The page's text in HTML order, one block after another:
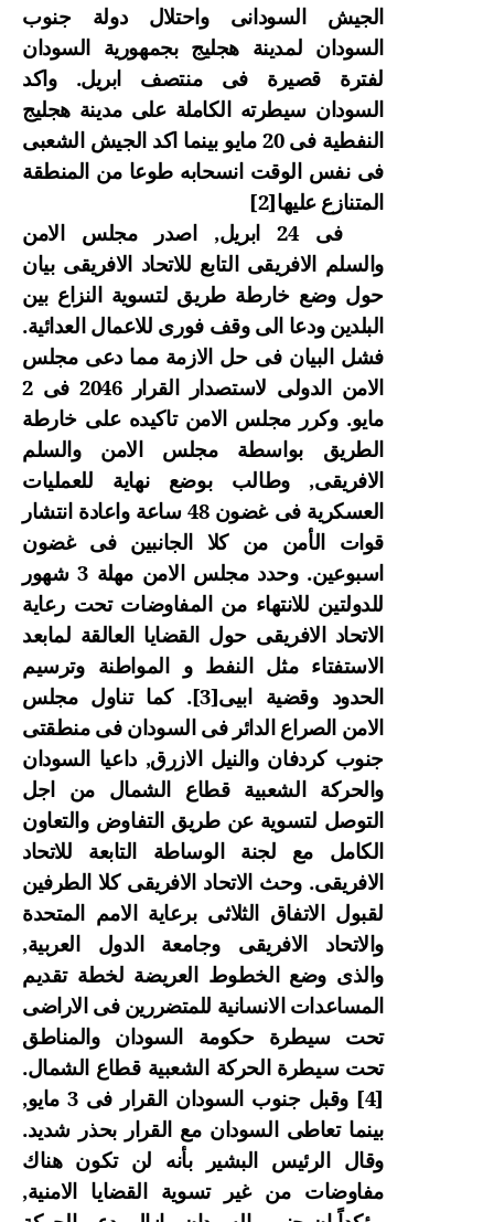
الجيش السودانى واحتلال دولة جنوب
السودان لمدينة هجليجبجمهورية السودان
لفترة قصيرة فى منتصف ابريل. واكد
السودانسيطرته الكاملة على مدينة هجليج
النفطية فى 20 مايو بينما اكد الجيش الشعبى
فى نفس الوقت انسحابه طوعا من المنطقة
المتنازع عليها[2]
فى 24 ابريل, اصدر مجلس الامن
والسلم الافريقى التابع للاتحاد الافريقى بيان
حول وضع خارطة طريق لتسوية النزاع بين
البلدين ودعا الى وقف فورى للاعمال العدائية.
فشل البيان فى حل الازمة مما دعى مجلس
الامن الدولى لاستصدار القرار 2046 فى 2
مايو. وكرر مجلس الامن تاكيده على خارطة
الطريق بواسطة مجلس الامن والسلم
الافريقى, وطالب بوضع نهاية للعمليات
العسكرية فى غضون 48 ساعة واعادة انتشار
قوات الأمن من كلا الجانبين فى غضون
اسبوعين. وحدد مجلس الامن مهلة 3 شهور
للدولتين للانتهاء من المفاوضات تحت رعاية
الاتحاد الافريقى حول القضايا العالقة لمابعد
الاستفتاء مثل النفط و المواطنة وترسيم
الحدود وقضية ابيى[3]
. كما تناول مجلس
الامن الصراع الدائر فى السودان فى منطقتى
جنوب كردفان والنيل الازرق, داعيا السودان
والحركة الشعبية قطاع الشمال من اجل
التوصل لتسوية عن طريق التفاوض والتعاون
الكامل مع لجنة الوساطة التابعة للاتحاد
الافريقى. وحث الاتحاد الافريقى كلا الطرفين
لقبول الاتفاق الثلاثى برعاية الامم المتحدة
والاتحاد الافريقى وجامعة الدول العربية,
والذى وضع الخطوط العريضة لخطة تقديم
المساعدات الانسانية للمتضررين فى الاراضى
تحت سيطرة حكومة السودان والمناطق
تحت سيطرة الحركة الشعبية قطاع الشمال.
[4]
وقبل جنوب السودان القرار فى 3 مايو,
بينما تعاطى السودان مع القرار بحذر شديد.
وقال الرئيس البشير بأنه لن تكون هناك
مفاوضات من غير تسوية القضايا الامنية,